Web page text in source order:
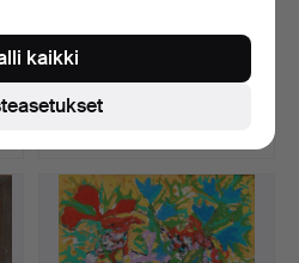
NILS-FOLKE KNAFVE.
"Augustikväll", öljy ka…
Myyty 10 touko 2026
30 tarjousta
kaikki